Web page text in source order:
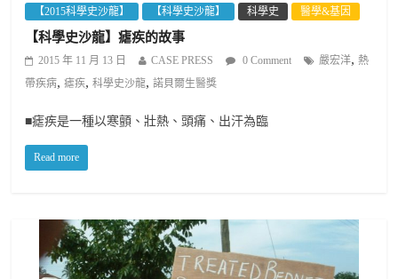
【2015科學史沙龍】 【科學史沙龍】 科學史 醫學&基因
【科學史沙龍】瘧疾的故事
2015 年 11 月 13 日 CASE PRESS 0 Comment 嚴宏洋,熱
帶疾病,瘧疾,科學史沙龍,諾貝爾生醫獎
■瘧疾是一種以寒顫、壯熱、頭痛、出汗為臨
Read more